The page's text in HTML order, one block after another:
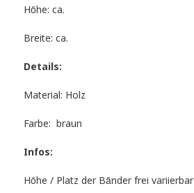
Höhe: ca.
Breite: ca.
Details:
Material: Holz
Farbe: braun
Infos:
Höhe / Platz der Bänder frei variierbar